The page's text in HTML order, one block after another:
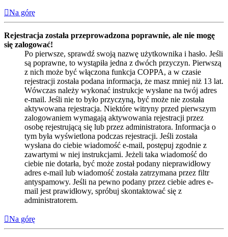
Na górę
Rejestracja została przeprowadzona poprawnie, ale nie mogę
się zalogować!
Po pierwsze, sprawdź swoją nazwę użytkownika i hasło. Jeśli
są poprawne, to wystąpiła jedna z dwóch przyczyn. Pierwszą
z nich może być włączona funkcja COPPA, a w czasie
rejestracji została podana informacja, że masz mniej niż 13 lat.
Wówczas należy wykonać instrukcje wysłane na twój adres
e-mail. Jeśli nie to było przyczyną, być może nie została
aktywowana rejestracja. Niektóre witryny przed pierwszym
zalogowaniem wymagają aktywowania rejestracji przez
osobę rejestrującą się lub przez administratora. Informacja o
tym była wyświetlona podczas rejestracji. Jeśli została
wysłana do ciebie wiadomość e-mail, postępuj zgodnie z
zawartymi w niej instrukcjami. Jeżeli taka wiadomość do
ciebie nie dotarła, być może został podany nieprawidłowy
adres e-mail lub wiadomość została zatrzymana przez filtr
antyspamowy. Jeśli na pewno podany przez ciebie adres e-
mail jest prawidłowy, spróbuj skontaktować się z
administratorem.
Na górę